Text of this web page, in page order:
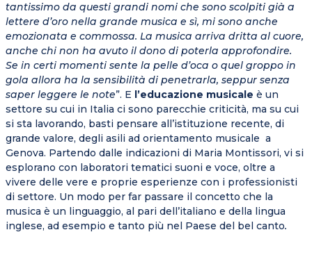
tantissimo da questi grandi nomi che sono scolpiti già a
lettere d’oro nella grande musica e sì, mi sono anche
emozionata e commossa. La musica arriva dritta al cuore,
anche chi non ha avuto il dono di poterla approfondire.
Se in certi momenti sente la pelle d’oca o quel groppo in
gola allora ha la sensibilità di penetrarla, seppur senza
saper leggere le note”. E l’educazione musicale è un
settore su cui in Italia ci sono parecchie criticità, ma su cui
si sta lavorando, basti pensare all’istituzione recente, di
grande valore, degli asili ad orientamento musicale a
Genova. Partendo dalle indicazioni di Maria Montissori, vi si
esplorano con laboratori tematici suoni e voce, oltre a
vivere delle vere e proprie esperienze con i professionisti
di settore. Un modo per far passare il concetto che la
musica è un linguaggio, al pari dell’italiano e della lingua
inglese, ad esempio e tanto più nel Paese del bel canto.